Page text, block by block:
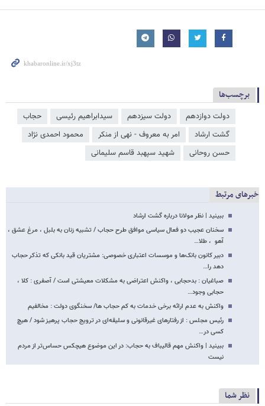
برچسب‌ها
دولت دوازدهم دولت سیزدهم سیدابراهیم رئیسی
حجاب
گشت ارشاد
امر به معروف - نهی از منکر
محمود احمدی ‌نژاد
حسن روحانی
شهید سپهبد قاسم سلیمانی
خبرهای مرتبط
ببینید | نظر مولانا درباره گشت ارشاد
سخنان عجیب دو فعال سیاسی موافق طرح حجاب / تشبیه زنان به بلبل ، مرغ عشق ،
آهو ، طلا…
دبیر کانون بانک‌ها و موسسات اعتباری خصوصی: مشتریان قید بانکی که تذکر حجاب
دهد را…
صباغیان : بدحجابی ، واکنش اعتراضی به مشکلات معیشتی است / آصفری : کلا ،
حجابی وجود…
واکنش به عدم ارائه برخی خدمات به کم حجاب ها/ سخنگوی دولت : مخالفیم
رئیس مجلس : از رفتارهای غیرقانونی و سلیقه‌ای در ترویج حجاب پرهیز شود / هیچ
کسی در…
ببینید | واکنش مهم قالیباف به حجاب: در این موضوع هیچکس حساس‌تر از مردم
نیست
نظر شما